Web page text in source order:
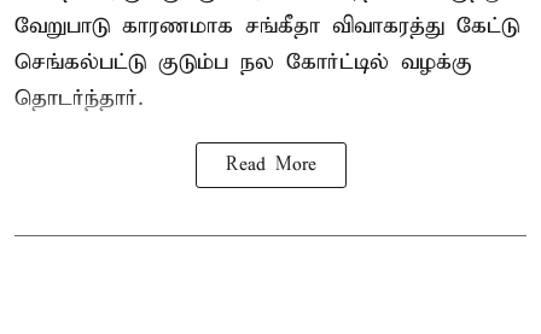
வேறுபாடு காரணமாக சங்கீதா விவாகரத்து கேட்டு
செங்கல்பட்டு குடும்ப நல கோர்ட்டில் வழக்கு
தொடர்ந்தார்.
Read More